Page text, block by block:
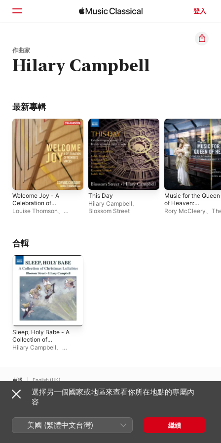
登入
瀏覽
作曲家
Hilary Campbell
最新專輯
Welcome Joy - A
Celebration of
Women’s Voices
Louise Thomson、
This Day
Hilary Campbell、
Blossom Street
Music for the Queen
of Heaven:
Contemporary
Rory McCleery、
合輯
Sleep, Holy Babe - A
Collection of
Christmas Lullabies
Hilary Campbell、
台灣 English (UK)
Copyright © 2026 Apple Inc.
保留一切權利。
選擇另一個國家或地區來查看你所在地點的專屬內
容
美國 (繁體中文台灣) 繼續